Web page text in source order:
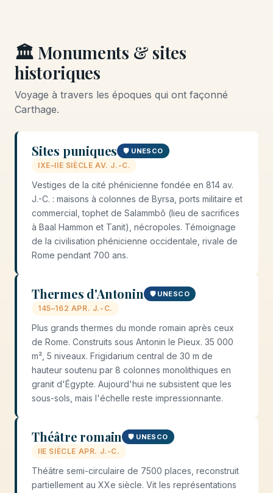
🏛️ Monuments & sites
historiques
Voyage à travers les époques qui ont façonné
Carthage.
Sites puniques 🛡️ UNESCO
IXE–IIE SIÈCLE AV. J.-C.
Vestiges de la cité phénicienne fondée en 814 av.
J.-C. : maisons à colonnes de Byrsa, ports militaire et
commercial, tophet de Salammbô (lieu de sacrifices
à Baal Hammon et Tanit), nécropoles. Témoignage
de la civilisation phénicienne occidentale, rivale de
Rome pendant 700 ans.
Thermes d'Antonin 🛡️ UNESCO
145–162 APR. J.-C.
Plus grands thermes du monde romain après ceux
de Rome. Construits sous Antonin le Pieux. 35 000
m², 5 niveaux. Frigidarium central de 30 m de
hauteur soutenu par 8 colonnes monolithiques en
granit d'Égypte. Aujourd'hui ne subsistent que les
sous-sols, mais l'échelle reste impressionnante.
Théâtre romain 🛡️ UNESCO
IIE SIÈCLE APR. J.-C.
Théâtre semi-circulaire de 7500 places, reconstruit
partiellement au XXe siècle. Vit les représentations